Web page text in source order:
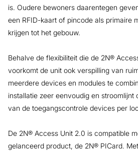
is. Oudere bewoners daarentegen
een RFID-kaart of pincode als primaire
krijgen tot het gebouw.
Behalve de flexibiliteit die de 2N®
voorkomt de unit ook verspilling van
meerdere devices en modules te
installatie zeer eenvoudig en stroomlijnt
van de toegangscontrole devices per
De 2N® Access Unit 2.0 is compatible
gelanceerd product, de 2N® PICard.